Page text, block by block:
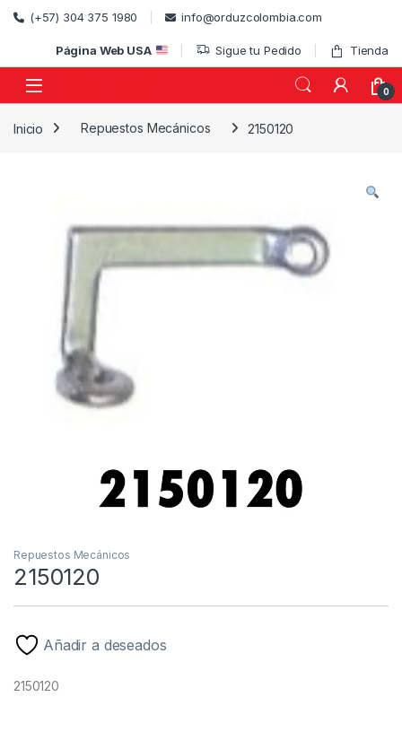
Skip to navigation
Skip to content
(+57) 304 375 1980 info@orduzcolombia.com
Página Web USA Sigue tu Pedido Tienda
0
Inicio Repuestos Mecánicos 2150120
Repuestos Mecánicos
2150120
Añadir a deseados
2150120